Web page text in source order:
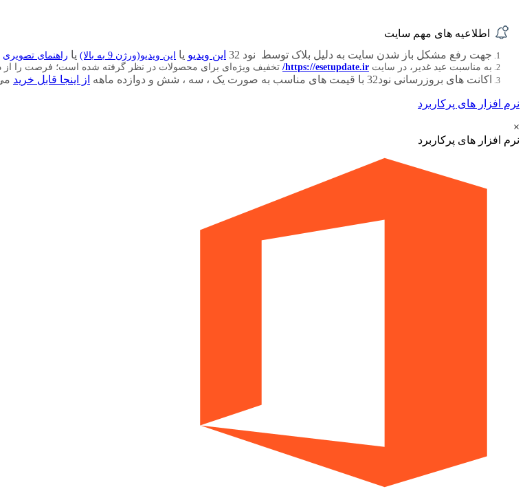
اطلاعیه های مهم سایت
جهت رفع مشکل باز شدن سایت به دلیل بلاک توسط نود 32
این ویدیو یا این ویدیو(ورژن 9 به بالا) یا راهنمای تصویری
به مناسبت عید غدیر، در سایت https://esetupdate.ir/ تخفیف ویژه‌ای برای محصولات در نظر گرفته شده است؛ فرصت را از
اکانت های بروزرسانی نود32 با قیمت های مناسب به صورت یک ، سه ، شش و دوازده ماهه از اینجا قابل خرید
نرم افزار های پرکاربرد
×
نرم افزار های پرکاربرد